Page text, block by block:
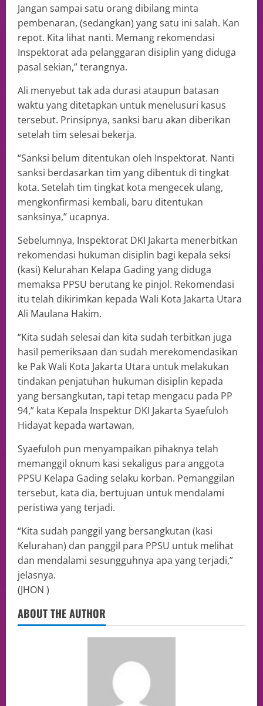
Jangan sampai satu orang dibilang minta
pembenaran, (sedangkan) yang satu ini salah. Kan
repot. Kita lihat nanti. Memang rekomendasi
Inspektorat ada pelanggaran disiplin yang diduga
pasal sekian,” terangnya.
Ali menyebut tak ada durasi ataupun batasan
waktu yang ditetapkan untuk menelusuri kasus
tersebut. Prinsipnya, sanksi baru akan diberikan
setelah tim selesai bekerja.
“Sanksi belum ditentukan oleh Inspektorat. Nanti
sanksi berdasarkan tim yang dibentuk di tingkat
kota. Setelah tim tingkat kota mengecek ulang,
mengkonfirmasi kembali, baru ditentukan
sanksinya,” ucapnya.
Sebelumnya, Inspektorat DKI Jakarta menerbitkan
rekomendasi hukuman disiplin bagi kepala seksi
(kasi) Kelurahan Kelapa Gading yang diduga
memaksa PPSU berutang ke pinjol. Rekomendasi
itu telah dikirimkan kepada Wali Kota Jakarta Utara
Ali Maulana Hakim.
“Kita sudah selesai dan kita sudah terbitkan juga
hasil pemeriksaan dan sudah merekomendasikan
ke Pak Wali Kota Jakarta Utara untuk melakukan
tindakan penjatuhan hukuman disiplin kepada
yang bersangkutan, tapi tetap mengacu pada PP
94,” kata Kepala Inspektur DKI Jakarta Syaefuloh
Hidayat kepada wartawan,
Syaefuloh pun menyampaikan pihaknya telah
memanggil oknum kasi sekaligus para anggota
PPSU Kelapa Gading selaku korban. Pemanggilan
tersebut, kata dia, bertujuan untuk mendalami
peristiwa yang terjadi.
“Kita sudah panggil yang bersangkutan (kasi
Kelurahan) dan panggil para PPSU untuk melihat
dan mendalami sesungguhnya apa yang terjadi,”
jelasnya.
(JHON )
ABOUT THE AUTHOR